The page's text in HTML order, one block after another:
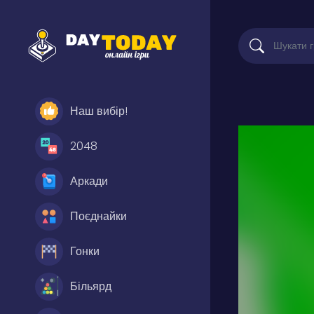
Наш вибір!
2048
Аркади
Поєднайки
Гонки
Більярд